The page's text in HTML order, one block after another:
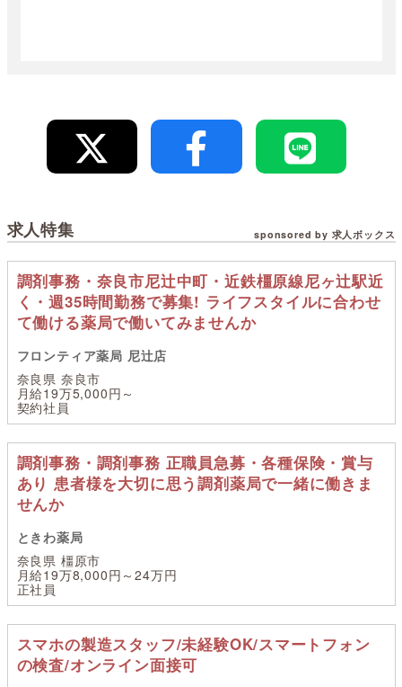
求人特集 sponsored by 求人ボックス
調剤事務・奈良市尼辻中町・近鉄橿原線尼ヶ辻駅近
く・週35時間勤務で募集! ライフスタイルに合わせ
て働ける薬局で働いてみませんか
フロンティア薬局 尼辻店
奈良県 奈良市
月給19万5,000円～
契約社員
調剤事務・調剤事務 正職員急募・各種保険・賞与
あり 患者様を大切に思う調剤薬局で一緒に働きま
せんか
ときわ薬局
奈良県 橿原市
月給19万8,000円～24万円
正社員
スマホの製造スタッフ/未経験OK/スマートフォン
の検査/オンライン面接可